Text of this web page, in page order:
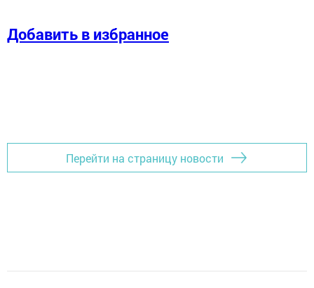
Добавить в избранное
Перейти на страницу новости